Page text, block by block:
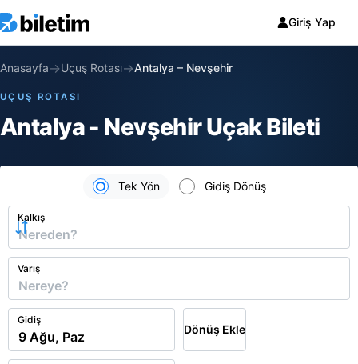
Giriş Yap
Anasayfa→Uçuş Rotası→Antalya – Nevşehir
UÇUŞ ROTASI
Antalya - Nevşehir Uçak Bileti
Tek Yön Gidiş Dönüş
Kalkış
Varış
Gidiş
Dönüş Ekle